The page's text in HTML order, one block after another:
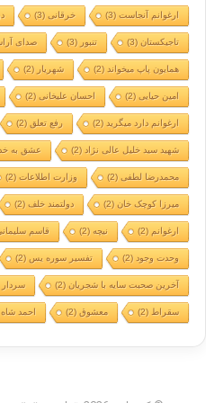
ارغوانم آنجاست(3) خرقانی(3)
تاجیکستان(3) تنبور (3) صدای
همایون پاپ میخواند(2) شهریار (2)
امین حیایی(2) احسان علیخانی(2)
ارغوانم دارد میگرید(2) رفع تعلق(2)
شهید سید خلیل عالی نژاد(2) عشق به
محمدرضا لطفی(2) وزارت اطلاعات(2)
میرزا کوچک خان(2) دولتمند خلف(2)
ارغوانم (2) نیچه(2) قاسم
وحدت وجود(2) تفسیر سوره یس(2)
آخرین صحبت سایه با شجریان(2)
سقراط(2) معشوق(2) احمد